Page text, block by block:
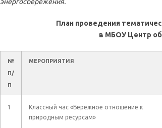
План проведения
в МБОУ Центр
№
П/
П
МЕРОПРИЯТИЯ
1
Классный час «Бережное отношение к
природным ресурсам»